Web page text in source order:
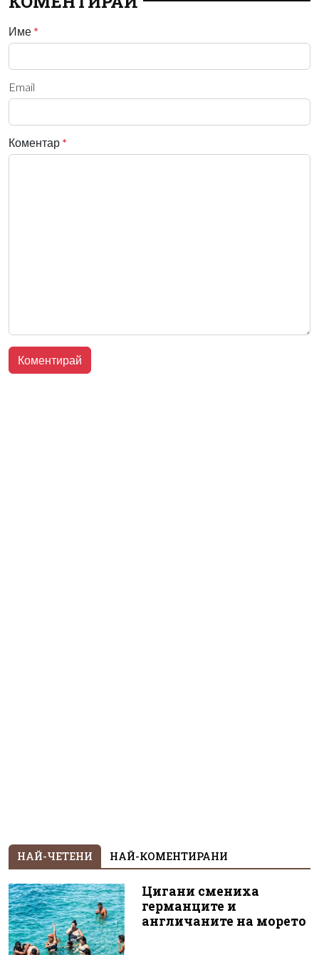
Име *
Email
Коментар *
НАЙ-ЧЕТЕНИ НАЙ-КОМЕНТИРАНИ
Цигани смениха
германците и
англичаните на морето